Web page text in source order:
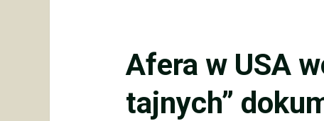
Afera w USA
tajnych”